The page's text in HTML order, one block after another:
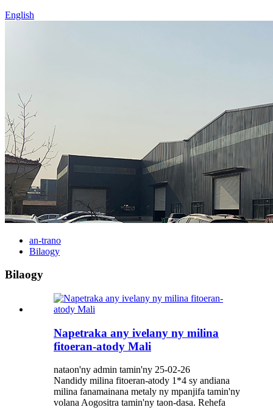
English
an-trano
Bilaogy
Bilaogy
Napetraka any ivelany ny milina
fitoeran-atody Mali
nataon'ny admin tamin'ny 25-02-26
Nandidy milina fitoeran-atody 1*4 sy andiana
milina fanamainana metaly ny mpanjifa tamin'ny
volana Aogositra tamin'ny taon-dasa. Rehefa